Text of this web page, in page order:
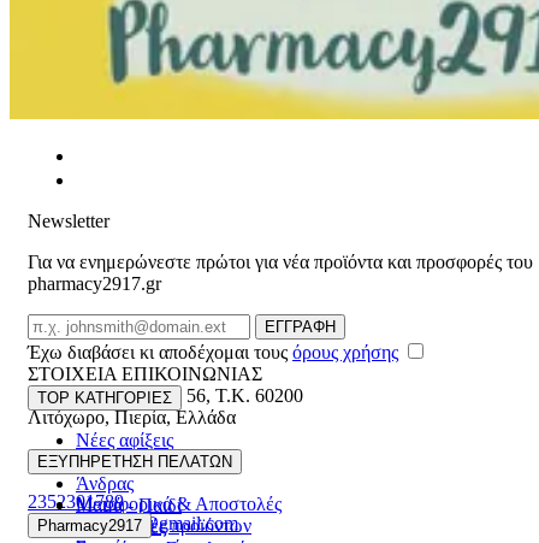
Newsletter
Για να ενημερώνεστε πρώτοι για νέα προϊόντα και προσφορές του
pharmacy2917.gr
Email
ΕΓΓΡΑΦΗ
Έχω διαβάσει κι αποδέχομαι τους όρους χρήσης
ΣΤΟΙΧΕΙΑ ΕΠΙΚΟΙΝΩΝΙΑΣ
Βασ. Κωνσταντίνου 56, T.K. 60200
Λιτόχωρο,Πιερία,Ελλάδα
ΓΕΜΗ:165892448000
2352301789
pharmacy2917@gmail.com
TOP ΚΑΤΗΓΟΡΙΕΣ
Νέες αφίξεις
Γυναίκα
Άνδρας
Μαμά - Παιδί
Προσφορές
ΕΞΥΠΗΡΕΤΗΣΗ ΠΕΛΑΤΩΝ
Μεταφορικά & Αποστολές
Επιστροφές προϊόντων
Pharmacy2917